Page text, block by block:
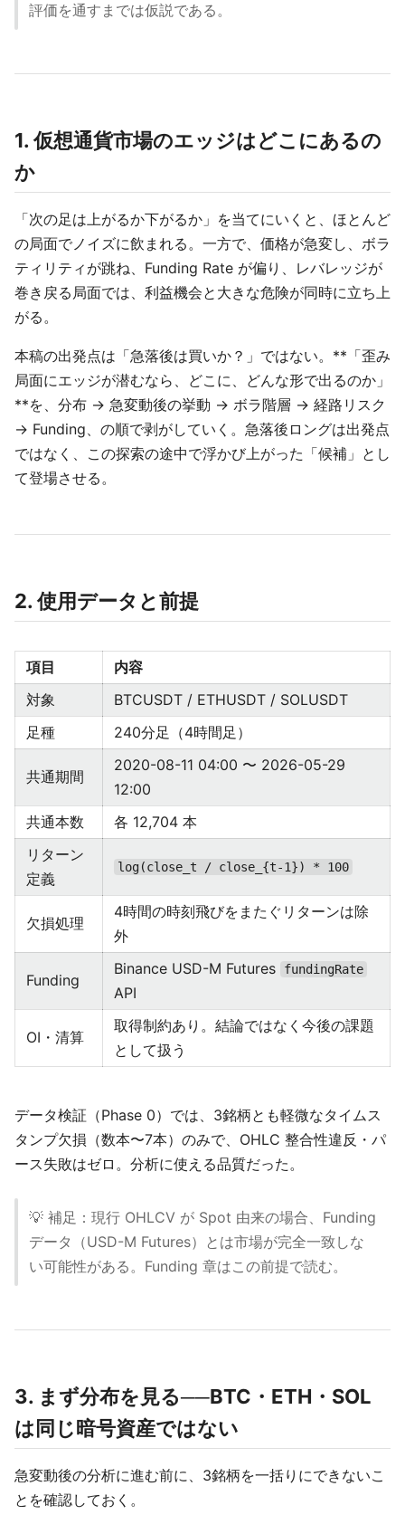
評価を通すまでは仮説である。
1. 仮想通貨市場のエッジはどこにあるの
か
「次の足は上がるか下がるか」を当てにいくと、ほとんど
の局面でノイズに飲まれる。一方で、価格が急変し、ボラ
ティリティが跳ね、Funding Rate が偏り、レバレッジが
巻き戻る局面では、利益機会と大きな危険が同時に立ち上
がる。
本稿の出発点は「急落後は買いか？」ではない。**「歪み
局面にエッジが潜むなら、どこに、どんな形で出るのか」
**を、分布 → 急変動後の挙動 → ボラ階層 → 経路リスク
→ Funding、の順で剥がしていく。急落後ロングは出発点
ではなく、この探索の途中で浮かび上がった「候補」とし
て登場させる。
2. 使用データと前提
項目
内容
対象
BTCUSDT / ETHUSDT / SOLUSDT
足種
240分足（4時間足）
共通期間
2020-08-11 04:00 〜 2026-05-29
12:00
共通本数
各 12,704 本
リターン
定義
log(close_t / close_{t-1}) * 100
欠損処理
4時間の時刻飛びをまたぐリターンは除
外
Funding
Binance USD-M Futures fundingRate
API
OI・清算
取得制約あり。結論ではなく今後の課題
として扱う
データ検証（Phase 0）では、3銘柄とも軽微なタイムス
タンプ欠損（数本〜7本）のみで、OHLC 整合性違反・パ
ース失敗はゼロ。分析に使える品質だった。
💡 補足：現行 OHLCV が Spot 由来の場合、Funding
データ（USD-M Futures）とは市場が完全一致しな
い可能性がある。Funding 章はこの前提で読む。
3. まず分布を見る──BTC・ETH・SOL
は同じ暗号資産ではない
急変動後の分析に進む前に、3銘柄を一括りにできないこ
とを確認しておく。